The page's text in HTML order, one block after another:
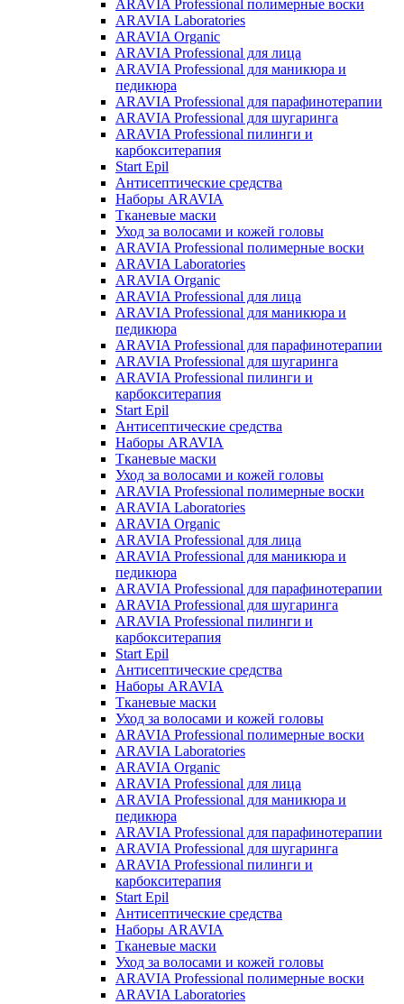
ARAVIA Professional полимерные воски
ARAVIA Laboratories
ARAVIA Organic
ARAVIA Professional для лица
ARAVIA Professional для маникюра и
педикюра
ARAVIA Professional для парафинотерапии
ARAVIA Professional для шугаринга
ARAVIA Professional пилинги и
карбокситерапия
Start Epil
Антисептические средства
Наборы ARAVIA
Тканевые маски
Уход за волосами и кожей головы
ARAVIA Professional полимерные воски
ARAVIA Laboratories
ARAVIA Organic
ARAVIA Professional для лица
ARAVIA Professional для маникюра и
педикюра
ARAVIA Professional для парафинотерапии
ARAVIA Professional для шугаринга
ARAVIA Professional пилинги и
карбокситерапия
Start Epil
Антисептические средства
Наборы ARAVIA
Тканевые маски
Уход за волосами и кожей головы
ARAVIA Professional полимерные воски
ARAVIA Laboratories
ARAVIA Organic
ARAVIA Professional для лица
ARAVIA Professional для маникюра и
педикюра
ARAVIA Professional для парафинотерапии
ARAVIA Professional для шугаринга
ARAVIA Professional пилинги и
карбокситерапия
Start Epil
Антисептические средства
Наборы ARAVIA
Тканевые маски
Уход за волосами и кожей головы
ARAVIA Professional полимерные воски
ARAVIA Laboratories
ARAVIA Organic
ARAVIA Professional для лица
ARAVIA Professional для маникюра и
педикюра
ARAVIA Professional для парафинотерапии
ARAVIA Professional для шугаринга
ARAVIA Professional пилинги и
карбокситерапия
Start Epil
Антисептические средства
Наборы ARAVIA
Тканевые маски
Уход за волосами и кожей головы
ARAVIA Professional полимерные воски
ARAVIA Laboratories